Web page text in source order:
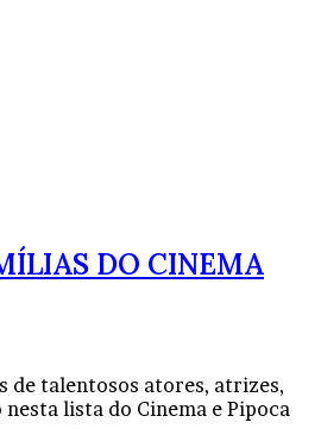
DO CINEMA
de talentosos atores, atrizes,
lista do Cinema e Pipoca